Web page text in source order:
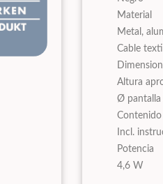
Material
Metal,
Cable textil
Altura
Ø pantalla
Contenido
Incl.
Potencia
4,6 W